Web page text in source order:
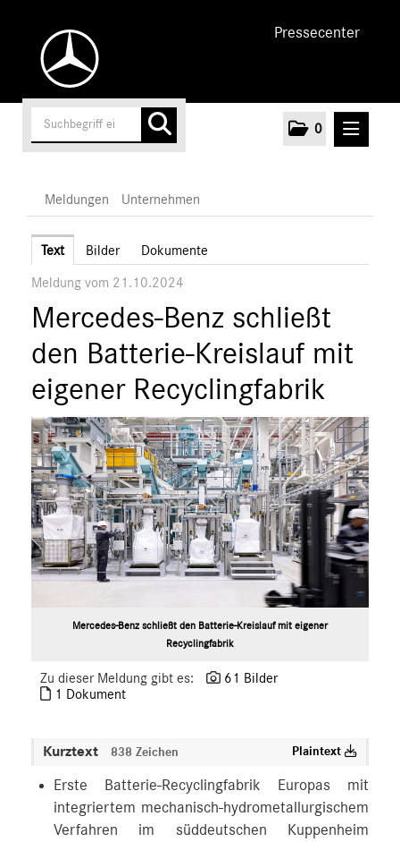
Pressecenter
0
Unternehmen
Marken & Produkte
MEDIA
ÜBER UNS
ANSPRECHPARTNER
Meldungen Unternehmen
Text Bilder Dokumente
Meldung vom 21.10.2024
Mercedes-Benz schließt
den Batterie-Kreislauf mit
eigener Recyclingfabrik
Mercedes-Benz schließt den Batterie-Kreislauf mit eigener
Recyclingfabrik
Zu dieser Meldung gibt es:
61 Bilder
1 Dokument
Kurztext 838 Zeichen Plaintext
Erste Batterie-Recyclingfabrik Europas mit
integriertem mechanisch-hydrometallurgischem
Verfahren im süddeutschen Kuppenheim